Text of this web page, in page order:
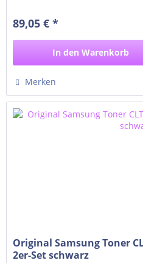
C480FW, C480W
89,05 € *
In den Warenkorb
Merken
Original Samsung Toner
2er-Set schwarz